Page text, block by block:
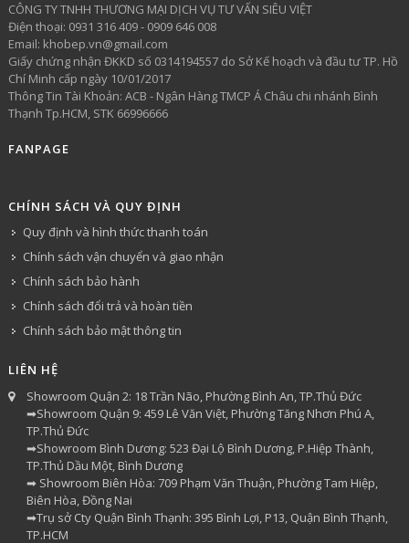
CÔNG TY TNHH THƯƠNG MẠI DỊCH VỤ TƯ VẤN SIÊU VIỆT
​Điện thoại: 0931 316 409 - 0909 646 008
Email: khobep.vn@gmail.com
Giấy chứng nhận ĐKKD số 0314194557 do Sở Kế hoạch và đầu tư TP. Hồ
Chí Minh cấp ngày 10/01/2017
Thông Tin Tài Khoản: ACB - Ngân Hàng TMCP Á Châu chi nhánh Bình
Thạnh Tp.HCM, STK 66996666
FANPAGE
CHÍNH SÁCH VÀ QUY ĐỊNH
Quy định và hình thức thanh toán
Chính sách vận chuyển và giao nhận
Chính sách bảo hành
Chính sách đổi trả và hoàn tiền
Chính sách bảo mật thông tin
LIÊN HỆ
Showroom Quận 2: 18 Trần Não, Phường Bình An, TP.Thủ Đức
➡Showroom Quận 9: 459 Lê Văn Việt, Phường Tăng Nhơn Phú A,
TP.Thủ Đức
➡Showroom Bình Dương: 523 Đại Lộ Bình Dương, P.Hiệp Thành,
TP.Thủ Dầu Một, Bình Dương
➡ Showroom Biên Hòa: 709 Phạm Văn Thuận, Phường Tam Hiệp,
Biên Hòa, Đồng Nai
➡Trụ sở Cty Quận Bình Thạnh: 395 Bình Lợi, P13, Quận Bình Thạnh,
TP.HCM